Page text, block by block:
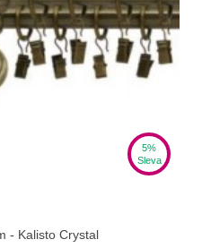
5%
Sleva
- Kalisto Crystal